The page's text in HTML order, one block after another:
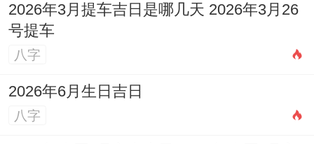
2026年3月提车吉日是哪几天 2026年3月26
号提车
八字
2026年6月生日吉日
八字